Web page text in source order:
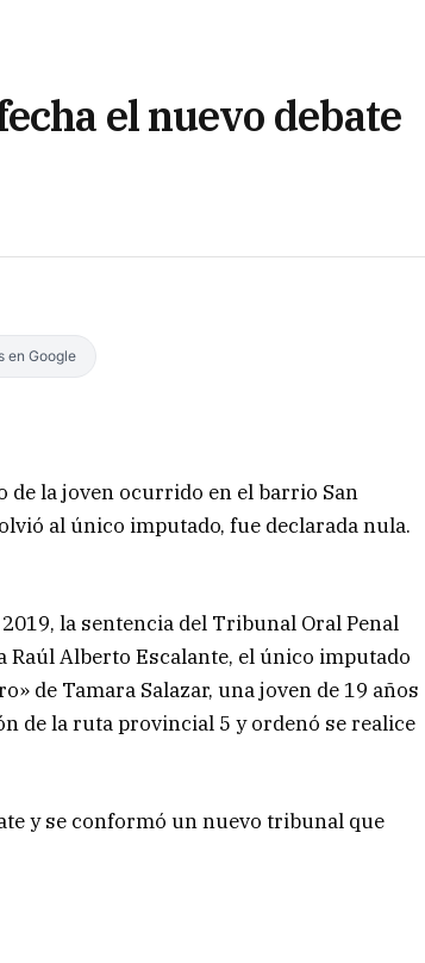
el nuevo debate
en Google
de la joven ocurrido en el barrio San
al único imputado, fue declarada nula.
la sentencia del Tribunal Oral Penal
Raúl Alberto Escalante, el único imputado
de Tamara Salazar, una joven de 19 años
de la ruta provincial 5 y ordenó se realice
y se conformó un nuevo tribunal que